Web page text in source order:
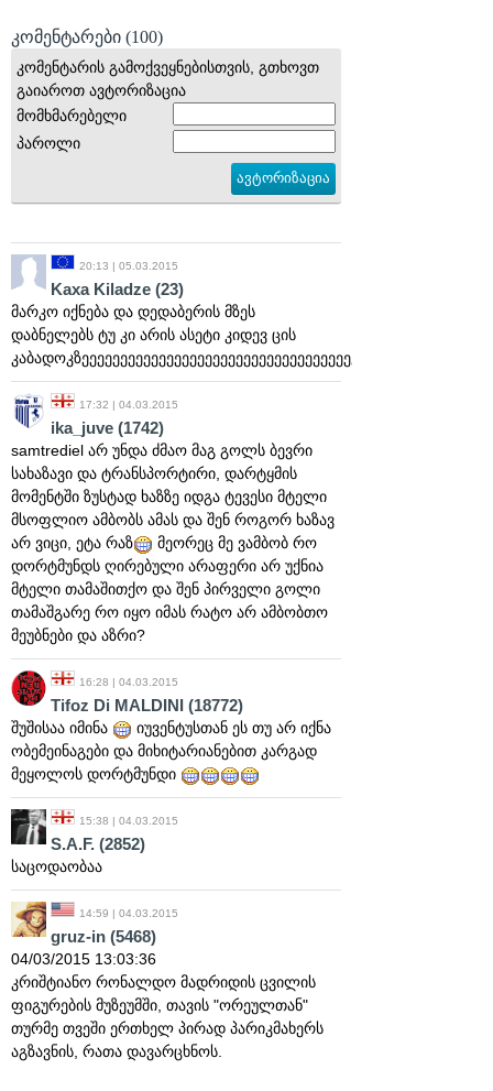
კომენტარები (100)
კომენტარის გამოქვეყნებისთვის, გთხოვთ
გაიაროთ ავტორიზაცია
მომხმარებელი
პაროლი
20:13 | 05.03.2015
Kaxa Kiladze (23)
მარკო იქნება და დედაბერის მზეს
დაბნელებს ტუ კი არის ასეტი კიდევ ცის
კაბადოკზეეეეეეეეეეეეეეეეეეეეეეეეეეეეეეეეეეეეეეეეეეეეეეეე
17:32 | 04.03.2015
ika_juve (1742)
samtrediel არ უნდა ძმაო მაგ გოლს ბევრი
სახაზავი და ტრანსპორტირი, დარტყმის
მომენტში ზუსტად ხაზზე იდგა ტევესი მტელი
მსოფლიო ამბობს ამას და შენ როგორ ხაზავ
არ ვიცი, ეტა რაზ
მეორეც მე ვამბობ რო
დორტმუნდს ღირებული არაფერი არ უქნია
მტელი თამაშითქო და შენ პირველი გოლი
თამაშგარე რო იყო იმას რატო არ ამბობთო
მეუბნები და აზრი?
16:28 | 04.03.2015
Tifoz Di MALDINI (18772)
შუშისაა იმინა
იუვენტუსთან ეს თუ არ იქნა
ობემეინაგები და მიხიტარიანებით კარგად
მეყოლოს დორტმუნდი
15:38 | 04.03.2015
S.A.F. (2852)
საცოდაობაა
14:59 | 04.03.2015
gruz-in (5468)
04/03/2015 13:03:36
კრიშტიანო რონალდო მადრიდის ცვილის
ფიგურების მუზეუმში, თავის "ორეულთან"
თურმე თვეში ერთხელ პირად პარიკმახერს
აგზავნის, რათა დავარცხნოს.